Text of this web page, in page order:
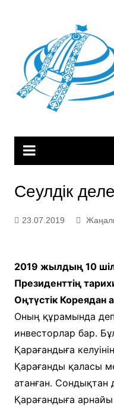
Сеулдік
23.07.2019
2019 жылдың 10
Президенттің
Оңтүстік Кореядан
Оның құрамында
инвесторлар бар.
Қарағандыға
Қарағанды қаласы
атанған. Сондықтан
Қарағандыға арнайы